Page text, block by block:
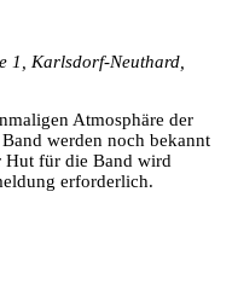
1, Karlsdorf-Neuthard,
Atmosphäre der
werden noch bekannt
Hut für die Band wird
erforderlich.